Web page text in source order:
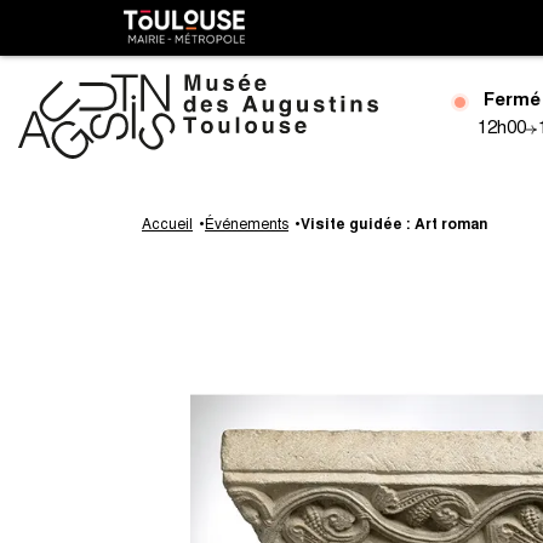
Gestion de vos préférences sur les cookies
au
Toulouse
métropole
12h00
Accueil Événements Visite guidée : Art roman